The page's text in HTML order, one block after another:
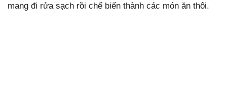
mang đi rửa sạch rồi chế biến thành các món ăn thôi.